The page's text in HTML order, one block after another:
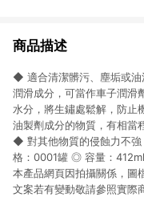
商品描述
◆ 適合清潔髒污、塵垢或
潤滑成分，可當作車子潤
水分，將生鏽處鬆解，防
油製劑成分的物質，有相當
◆ 對其他物質的侵蝕力不
格：0001罐 ◎ 容量：
本產品網頁因拍攝關係，
文案若有變動敬請參照實際